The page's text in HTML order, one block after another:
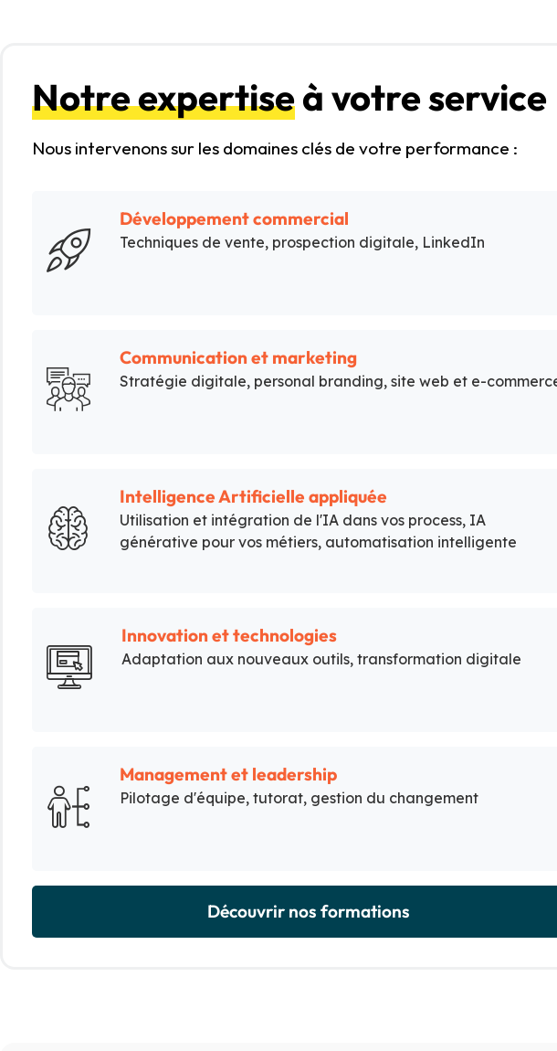
Notre expertiseà votre service
Nous intervenons sur les domaines clés de votre performance :
Développement commercial
Techniques de vente, prospection digitale, LinkedIn
Communication et marketing
Stratégie digitale, personal branding, site web et e-
Intelligence Artificielle appliquée
Utilisation et intégration de l'IA dans vos process, IA
générative pour vos métiers, automatisation intelligente
Innovation et technologies
Adaptation aux nouveaux outils, transformation digitale
Management et leadership
Pilotage d'équipe, tutorat, gestion du changement
Découvrir nos formations